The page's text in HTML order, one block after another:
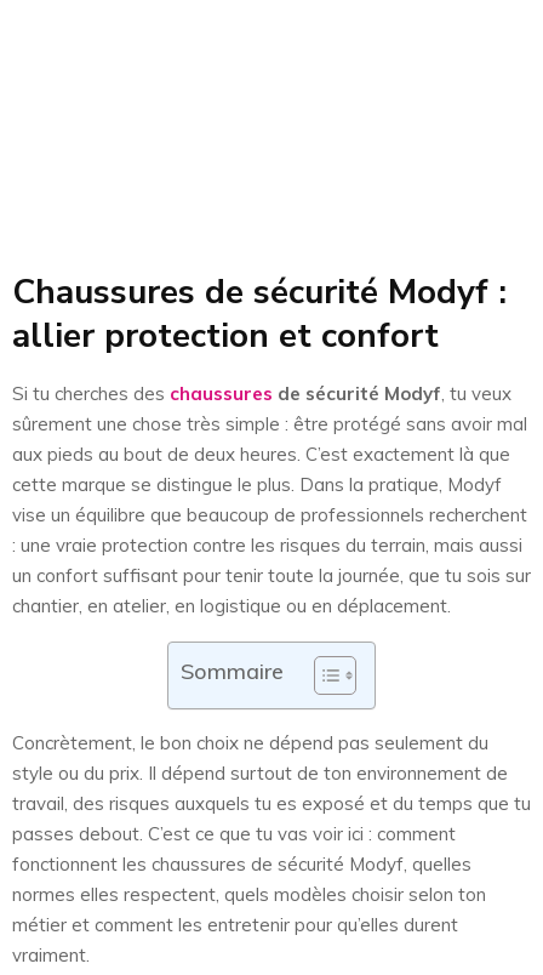
Chaussures de sécurité Modyf :
allier protection et confort
Si tu cherches des chaussures de sécurité Modyf , tu veux
sûrement une chose très simple : être protégé sans avoir mal
aux pieds au bout de deux heures. C’est exactement là que
cette marque se distingue le plus. Dans la pratique, Modyf
vise un équilibre que beaucoup de professionnels recherchent
: une vraie protection contre les risques du terrain, mais aussi
un confort suffisant pour tenir toute la journée, que tu sois sur
chantier, en atelier, en logistique ou en déplacement.
Sommaire
Concrètement, le bon choix ne dépend pas seulement du
style ou du prix. Il dépend surtout de ton environnement de
travail, des risques auxquels tu es exposé et du temps que tu
passes debout. C’est ce que tu vas voir ici : comment
fonctionnent les chaussures de sécurité Modyf, quelles
normes elles respectent, quels modèles choisir selon ton
métier et comment les entretenir pour qu’elles durent
vraiment.